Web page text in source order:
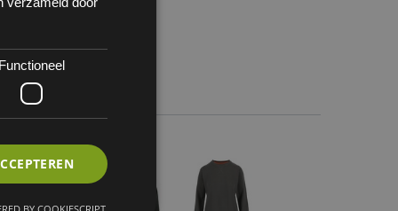
Functioneel